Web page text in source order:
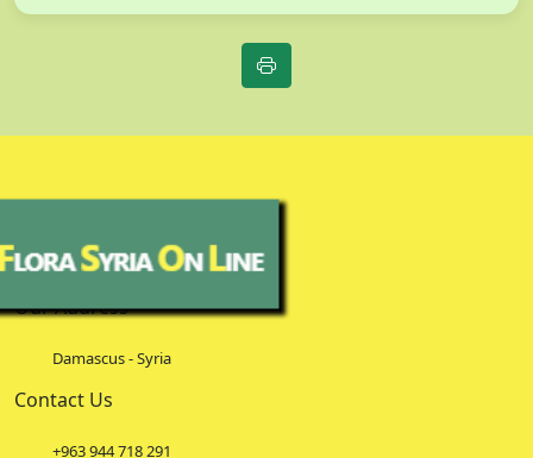
Our Address
Damascus - Syria
Contact Us
+963 944 718 291